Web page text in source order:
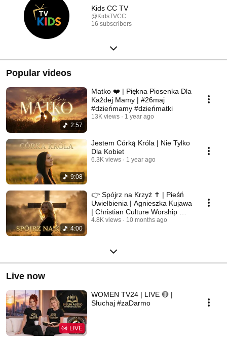
Kids CC TV
@KidsTVCC
16 subscribers
Popular videos
2:57
Matko ❤️ | Piękna Piosenka Dla
Każdej Mamy | #26maj
#dzieńmamy #dzieńmatki
13K views 1 year ago
9:08
Jestem Córką Króla | Nie Tylko
Dla Kobiet
6.3K views 1 year ago
4:00
👉 Spójrz na Krzyż ✝️ | Pieśń
Uwielbienia | Agnieszka Kujawa
| Christian Culture Worship 🎶
🔥
4.8K views 10 months ago
Live now
LIVE
WOMEN TV24 | LIVE 🔴 |
Słuchaj #zaDarmo